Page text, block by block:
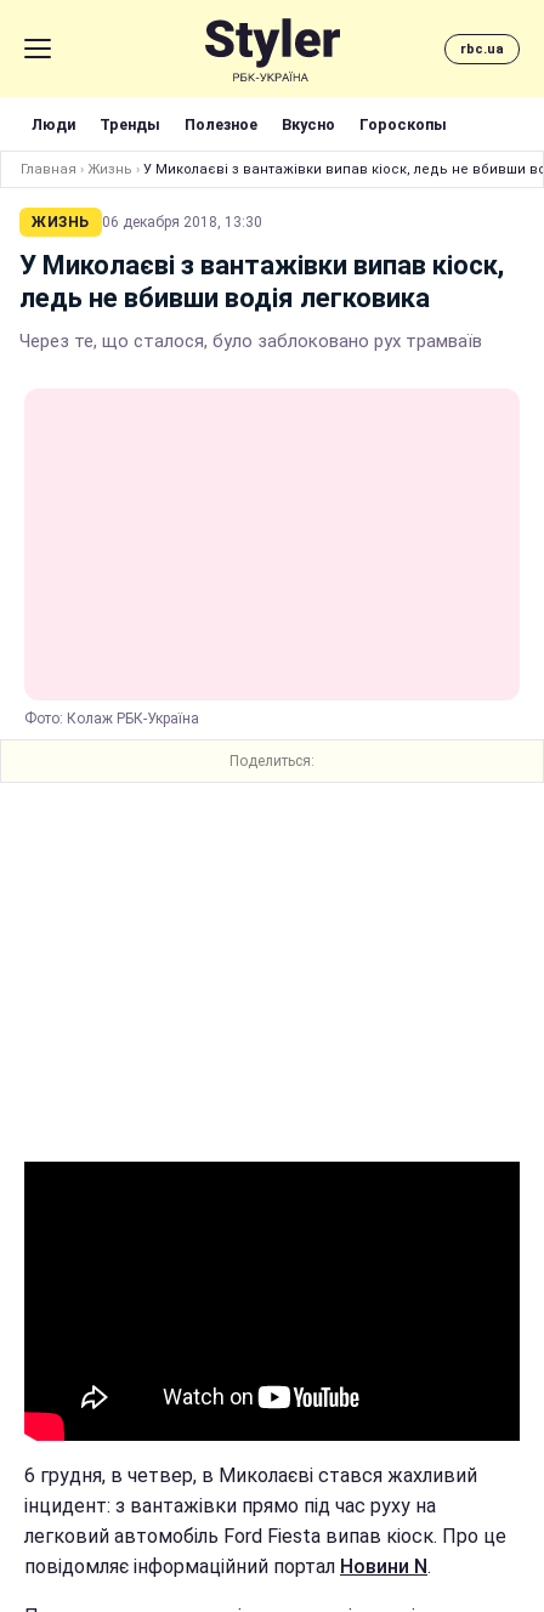
rbc.ua
Люди Тренды Полезное Вкусно Гороскопы
Главная › Жизнь › У Миколаєві з вантажівки випав кіоск, ледь не вбивши
ЖИЗНЬ 06 декабря 2018, 13:30
У Миколаєві з вантажівки випав кіоск,
ледь не вбивши водія легковика
Через те, що сталося, було заблоковано рух трамваїв
Фото: Колаж РБК-Україна
Поделиться:
6 грудня, в четвер, в Миколаєві стався жахливий
інцидент: з вантажівки прямо під час руху на
легковий автомобіль Ford Fiesta випав кіоск. Про це
повідомляє інформаційний портал Новини N.